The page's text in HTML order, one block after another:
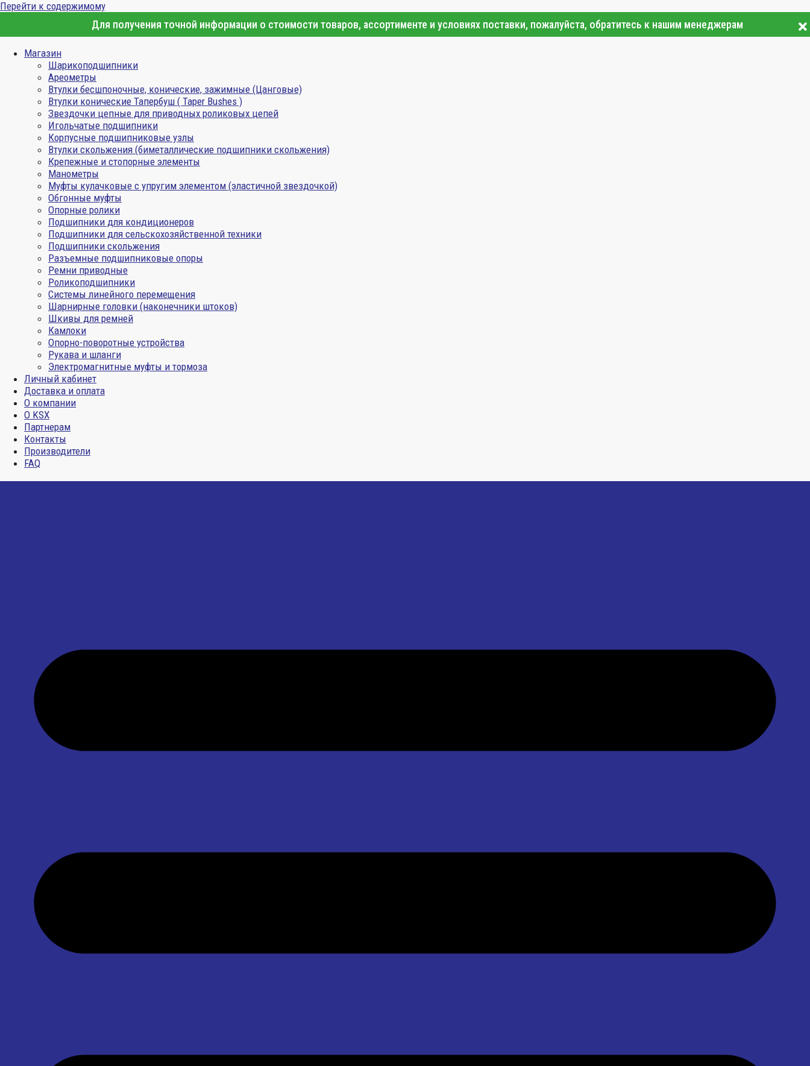
Перейти к содержимому
Для получения точной информации о стоимости товаров, ассортименте и условиях поставки, пожалуйста, обратитесь к нашим менеджерам
Магазин
Шарикоподшипники
Ареометры
Втулки бесшпоночные, конические, зажимные (Цанговые)
Втулки конические Тапербуш ( Taper Bushes )
Звездочки цепные для приводных роликовых цепей
Игольчатые подшипники
Корпусные подшипниковые узлы
Втулки скольжения (биметаллические подшипники скольжения)
Крепежные и стопорные элементы
Манометры
Муфты кулачковые с упругим элементом (эластичной звездочкой)
Обгонные муфты
Опорные ролики
Подшипники для кондиционеров
Подшипники для сельскохозяйственной техники
Подшипники скольжения
Разъемные подшипниковые опоры
Ремни приводные
Роликоподшипники
Системы линейного перемещения
Шарнирные головки (наконечники штоков)
Шкивы для ремней
Камлоки
Опорно-поворотные устройства
Рукава и шланги
Электромагнитные муфты и тормоза
Личный кабинет
Доставка и оплата
О компании
О KSX
Партнерам
Контакты
Производители
FAQ